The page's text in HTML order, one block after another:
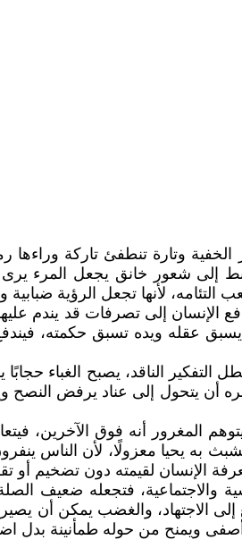
الخفية وتارة تنطفئ تاركة
إلى شعور خانق يجعل المرء
لأنها تجعل الرؤية
إلى تصرفات قد يندم
يسبق عقله ويده تسبق حكمته،
الناقد، يصبح الغباء حجابًا
يتحول إلى عناد يرفض النصح
المغرور أنه فوق
به يحيا معزولًا، لأن الناس
الإنسان لقيمته دون تضخيم أو
فتجعله ضعيف
الاجتهاد، والغضب يمكن أن
أصفى ويمنح من حوله طمأنينة